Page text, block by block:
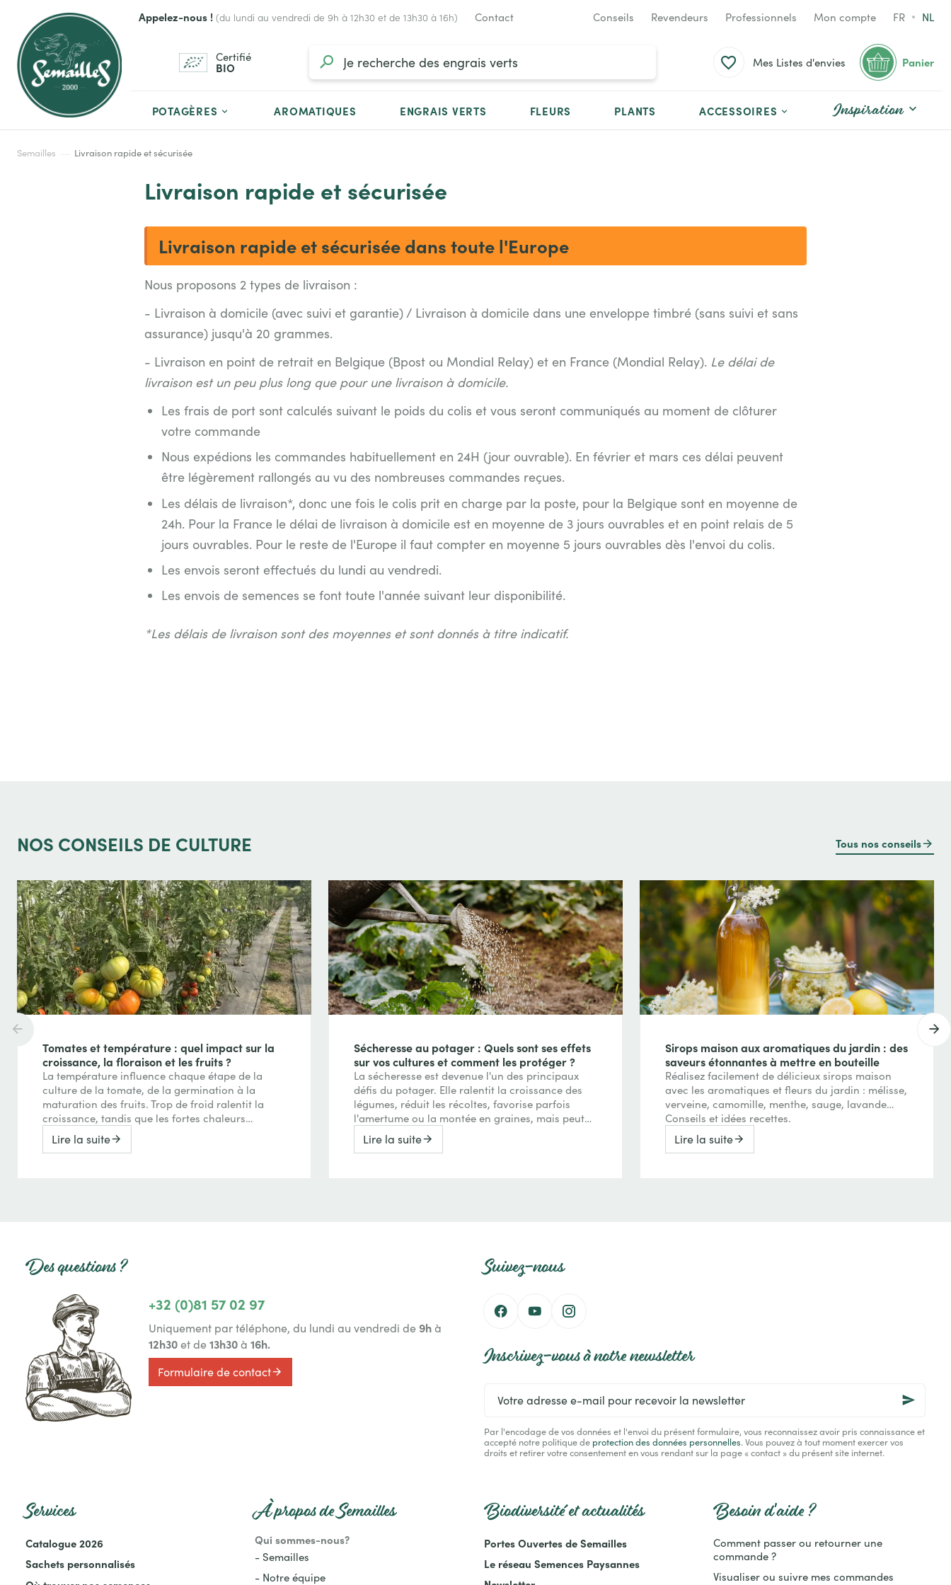
Appelez-nous ! (du lundi au vendredi de 9h à 12h30 et de 13h30 à 16h) Contact Conseils Revendeurs Professionnels Mon compte FR NL
Certifié
BIO Mes Listes d'envies Panier
POTAGÈRES AROMATIQUES ENGRAIS VERTS FLEURS PLANTS ACCESSOIRES Inspiration
Semailles Livraison rapide et sécurisée
Livraison rapide et sécurisée
Livraison rapide et sécurisée dans toute l'Europe
Nous proposons 2 types de livraison :
- Livraison à domicile (avec suivi et garantie) / Livraison à domicile dans une enveloppe timbré (sans suivi et sans
assurance) jusqu'à 20 grammes.
- Livraison en point de retrait en Belgique (Bpost ou Mondial Relay) et en France (Mondial Relay). Le délai de
livraison est un peu plus long que pour une livraison à domicile.
Les frais de port sont calculés suivant le poids du colis et vous seront communiqués au moment de clôturer
votre commande
Nous expédions les commandes habituellement en 24H (jour ouvrable). En février et mars ces délai peuvent
être légèrement rallongés au vu des nombreuses commandes reçues.
Les délais de livraison*, donc une fois le colis prit en charge par la poste, pour la Belgique sont en moyenne de
24h. Pour la France le délai de livraison à domicile est en moyenne de 3 jours ouvrables et en point relais de 5
jours ouvrables. Pour le reste de l'Europe il faut compter en moyenne 5 jours ouvrables dès l'envoi du colis.
Les envois seront effectués du lundi au vendredi.
Les envois de semences se font toute l'année suivant leur disponibilité.
*Les délais de livraison sont des moyennes et sont donnés à titre indicatif.
NOS CONSEILS DE CULTURE Tous nos conseils
Tomates et température : quel impact sur la
croissance, la floraison et les fruits ?
La température influence chaque étape de la
culture de la tomate, de la germination à la
maturation des fruits. Trop de froid ralentit la
croissance, tandis que les fortes chaleurs
peuvent perturber la floraison, la nouaison et
même la coloration des tomates. Comprendre
Lire la suite
Sécheresse au potager : Quels sont ses effets
sur vos cultures et comment les protéger ?
La sécheresse est devenue l'un des principaux
défis du potager. Elle ralentit la croissance des
légumes, réduit les récoltes, favorise parfois
l'amertume ou la montée en graines, mais peut
aussi concentrer les saveurs de certains fruits.
Découvrez comment le manque d'eau agit sur
Lire la suite
Sirops maison aux aromatiques du jardin : des
saveurs étonnantes à mettre en bouteille
Réalisez facilement de délicieux sirops maison
avec les aromatiques et fleurs du jardin : mélisse,
verveine, camomille, menthe, sauge, lavande…
Conseils et idées recettes.
Lire la suite
Des questions ?
+32 (0)81 57 02 97
Uniquement par téléphone, du lundi au vendredi de9hà
12h30et de13h30à 16h.
Formulaire de contact
Services
Catalogue 2026
Sachets personnalisés
À propos de Semailles
Qui sommes-nous?
- Semailles
- Notre équipe
Biodiversité et actualités
Portes Ouvertes de Semailles
Le réseau Semences Paysannes
Suivez-nous
Inscrivez-vous à notre newsletter
adresse
mail
pour
Par l'encodage de vos données et l'envoi du présent formulaire, vous reconnaissez avoir pris connaissance et
accepté notre politique de protection des données personnelles. Vous pouvez à tout moment exercer vos
droits et retirer votre consentement en vous rendant sur la page « contact » du présent site internet.
Besoin d'aide ?
Comment passer ou retourner une
commande ?
Visualiser ou suivre mes commandes